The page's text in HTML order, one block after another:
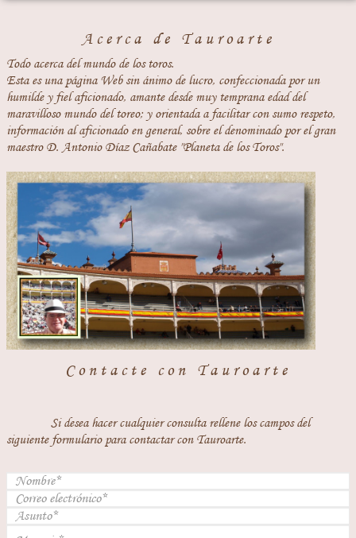
Acerca de Tauroarte
Todo acerca del mundo de los toros.
Esta es una página Web sin ánimo de lucro, confeccionada por un
humilde y fiel aficionado, amante desde muy temprana edad del
maravilloso mundo del toreo; y orientada a facilitar con sumo respeto,
información al aficionado en general, sobre el denominado por el gran
maestro D. Antonio Díaz Cañabate "Planeta de los Toros".
Contacte con Tauroarte
Si desea hacer cualquier consulta rellene los campos del
siguiente formulario para contactar con Tauroarte.